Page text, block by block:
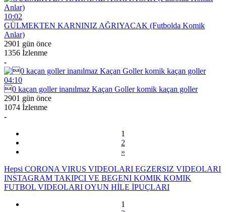
10:02
GÜLMEKTEN KARNINIZ AĞRIYACAK (Futbolda Komik
Anlar)
2901 gün önce
1356 İzlenme
-
04:10
0 kaçan goller inanılmaz Kaçan Goller komik kaçan goller
2901 gün önce
1074 İzlenme
-
1
2
»
Hepsi CORONA VIRUS VIDEOLARI EGZERSIZ VIDEOLARI
INSTAGRAM TAKIPCI VE BEGENI KOMIK KOMIK
FUTBOL VIDEOLARI OYUN HİLE İPUÇLARI
1